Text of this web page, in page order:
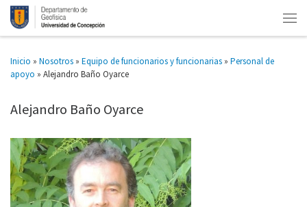
Inicio » Nosotros » Equipo de funcionarios y funcionarias » Personal de
apoyo » Alejandro Baño Oyarce
Alejandro Baño Oyarce